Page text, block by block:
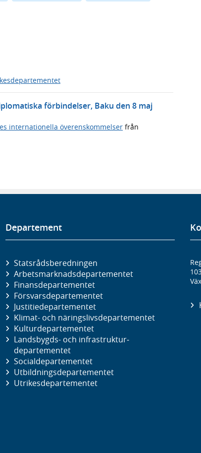
förbindelser, Baku den 8 maj
internationella överenskommelser från
Departement
Statsrådsberedningen
Arbetsmarknads­departementet
Finans­departementet
Försvars­departementet
Justitie­departementet
Klimat- och näringslivs­departementet
Kultur­departementet
Landsbygds- och infrastruktur­
departementet
Social­departementet
Utbildnings­departementet
Utrikes­departementet